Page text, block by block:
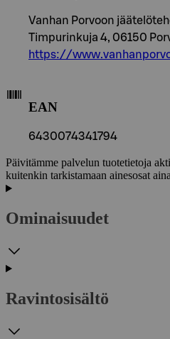
Vanhan Porvoon
Timpurinkuja 4, 06150
https://
EAN
6430074341794
Päivitämme palvelun tuotetietoja
kuitenkin tarkistamaan ainesosat
Ominaisuudet
Ravintosisältö